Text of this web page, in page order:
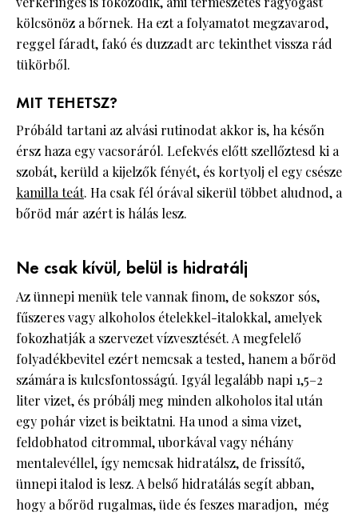
kölcsönöz a bőrnek. Ha ezt a folyamatot megzavarod,
reggel fáradt, fakó és duzzadt arc tekinthet vissza rád
tükörből.
MIT TEHETSZ?
Próbáld tartani az alvási rutinodat akkor is, ha későn
érsz haza egy vacsoráról. Lefekvés előtt szellőztesd ki a
szobát, kerüld a kijelzők fényét, és kortyolj el egy csésze
kamilla teát. Ha csak fél órával sikerül többet aludnod, a
bőröd már azért is hálás lesz.
Ne csak kívül, belül is hidratálj
Az ünnepi menük tele vannak finom, de sokszor sós,
fűszeres vagy alkoholos ételekkel-italokkal, amelyek
fokozhatják a szervezet vízvesztését. A megfelelő
folyadékbevitel ezért nemcsak a tested, hanem a bőröd
számára is kulcsfontosságú. Igyál legalább napi 1,5–2
liter vizet, és próbálj meg minden alkoholos ital után
egy pohár vizet is beiktatni. Ha unod a sima vizet,
feldobhatod citrommal, uborkával vagy néhány
mentalevéllel, így nemcsak hidratálsz, de frissítő,
ünnepi italod is lesz. A belső hidratálás segít abban,
hogy a bőröd rugalmas, üde és feszes maradjon, még